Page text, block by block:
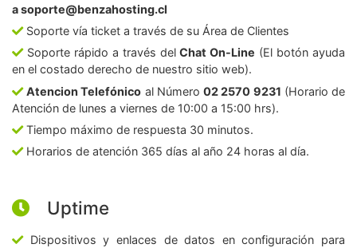
a soporte@benzahosting.cl
Soporte vía ticket a través de su Área de Clientes
Soporte rápido a través delChat On-Line (El botón ayuda
en el costado derecho de nuestro sitio web).
Atencion Telefónico al Número02 2570 9231 (Horario de
Atención de lunes a viernes de 10:00 a 15:00 hrs).
Tiempo máximo de respuesta 30 minutos.
Horarios de atención 365 días al año 24 horas al día.
Uptime
Dispositivos y enlaces de datos en configuración para